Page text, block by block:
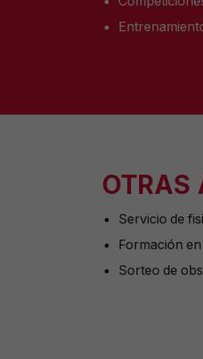
OTRAS
Servicio de
Formación
Sorteo de